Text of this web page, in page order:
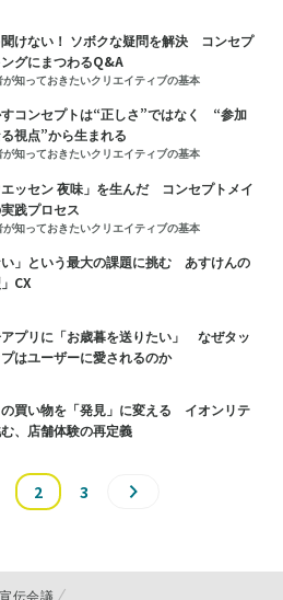
けない！ ソボクな疑問を解決 コンセプ
ングにまつわるQ&A
知っておきたいクリエイティブの基本
すコンセプトは“正しさ”ではなく “参加
視点”から生まれる
知っておきたいクリエイティブの基本
エッセン 夜味」を生んだ コンセプトメイ
践プロセス
知っておきたいクリエイティブの基本
い」という最大の課題に挑む あすけんの
CX
プリに「お歳暮を送りたい」 なぜタッ
はユーザーに愛されるのか
の買い物を「発見」に変える イオンリテ
、店舗体験の再定義
2 3
宣伝会議